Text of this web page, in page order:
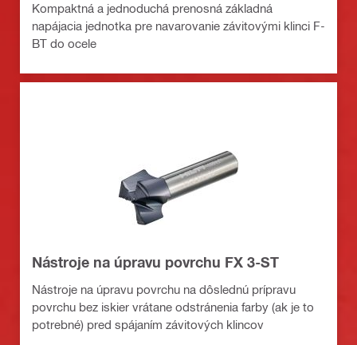
Kompaktná a jednoduchá prenosná základná
napájacia jednotka pre navarovanie závitovými klinci F-
BT do ocele
Nástroje na úpravu povrchu FX 3-ST
Nástroje na úpravu povrchu na dôslednú prípravu
povrchu bez iskier vrátane odstránenia farby (ak je to
potrebné) pred spájaním závitových klincov